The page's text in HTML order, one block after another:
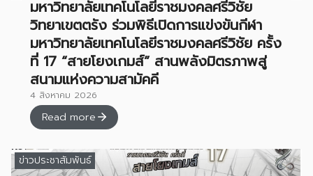
มหาวิทยาลัยเทคโนโลยีราชมงคลศรีวิชัย
วิทยาเขตตรัง ร่วมพิธีเปิดการแข่งขันกีฬา
มหาวิทยาลัยเทคโนโลยีราชมงคลศรีวิชัย ครั้ง
ที่ 17 “สายโยงเกมส์” สานพลังมิตรภาพสู่
สนามแห่งความสามัคคี
4 สิงหาคม 2026
Read more
ข่าวประชาสัมพันธ์